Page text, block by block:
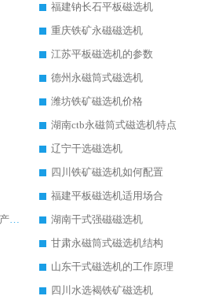
福建钠长石平板磁选机
重庆铁矿永磁磁选机
江苏平板磁选机的参数
德州永磁筒式磁选机
潍坊铁矿磁选机价格
湖南ctb永磁筒式磁选机特点
辽宁干选磁选机
四川铁矿磁选机如何配置
福建平板磁选机适用场合
江西平板全自动磁选机生产厂家
湖南干式强磁磁选机
甘肃永磁筒式磁选机结构
山东干式磁选机的工作原理
四川水选褐铁矿磁选机